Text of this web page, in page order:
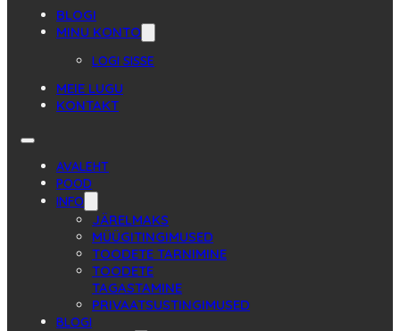
BLOGI
MINU KONTO
LOGI SISSE
MEIE LUGU
KONTAKT
AVALEHT
POOD
INFO
JÄRELMAKS
MÜÜGITINGIMUSED
TOODETE TARNIMINE
TOODETE
TAGASTAMINE
PRIVAATSUSTINGIMUSED
BLOGI